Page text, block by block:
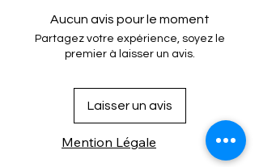
Aucun avis pour le moment
Partagez votre expérience, soyez le
premier à laisser un avis.
Laisser un avis
Mention Légale